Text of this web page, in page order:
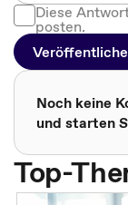
Diese
posten.
Noch keine
und starten
Top-